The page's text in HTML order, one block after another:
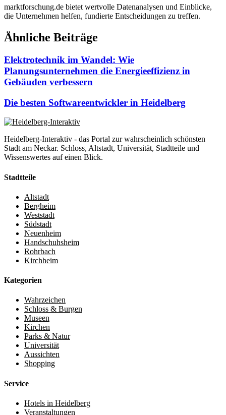
marktforschung.de bietet wertvolle Datenanalysen und Einblicke,
die Unternehmen helfen, fundierte Entscheidungen zu treffen.
Ähnliche Beiträge
Elektrotechnik im Wandel: Wie
Planungsunternehmen die Energieeffizienz in
Gebäuden verbessern
Die besten Softwareentwickler in Heidelberg
Heidelberg-Interaktiv - das Portal zur wahrscheinlich schönsten
Stadt am Neckar. Schloss, Altstadt, Universität, Stadtteile und
Wissenswertes auf einen Blick.
Stadtteile
Altstadt
Bergheim
Weststadt
Südstadt
Neuenheim
Handschuhsheim
Rohrbach
Kirchheim
Kategorien
Wahrzeichen
Schloss & Burgen
Museen
Kirchen
Parks & Natur
Universität
Aussichten
Shopping
Service
Hotels in Heidelberg
Veranstaltungen